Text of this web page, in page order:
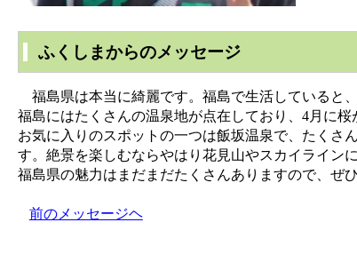
ふくしまからのメッセージ
福島県は本当に綺麗です。福島で生活していると
福島にはたくさんの温泉地が点在しており、4月に
お気に入りのスポットの一つは飯坂温泉で、たくさ
す。絶景を楽しむならやはり花見山やスカイライン
福島県の魅力はまだまだたくさんありますので、ぜ
前のメッセージヘ